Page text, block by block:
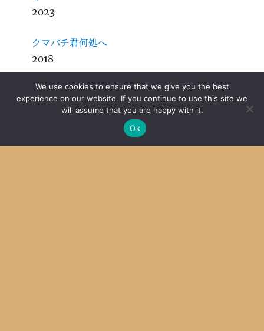
2023
クマバチ君何処へ
2018
女子に「カットマン」はおかしいだろう
SDCC + MPLab X その４ Mac OS X
We use cookies to ensure that we give you the best
experience on our website. If you continue to use this site we
will assume that you are happy with it.
Ok